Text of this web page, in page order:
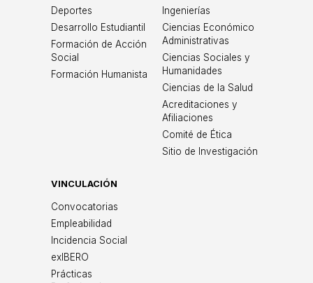
Deportes
Desarrollo Estudiantil
Formación de Acción
Social
Formación Humanista
Ingenierías
Ciencias Económico
Administrativas
Ciencias Sociales y
Humanidades
Ciencias de la Salud
Acreditaciones y
Afiliaciones
Comité de Ética
Sitio de Investigación
VINCULACIÓN
Convocatorias
Empleabilidad
Incidencia Social
exIBERO
Prácticas